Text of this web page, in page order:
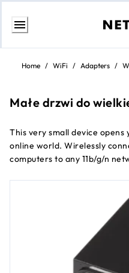
Przejdź
treściHome / WiFi / Adapters /
Małe drzwi do
This very small device
online world. Wirelessly
computers to any 11b/g/n